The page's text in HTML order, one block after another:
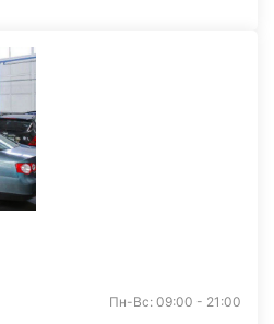
Пн-Вс: 09:00 - 21:00